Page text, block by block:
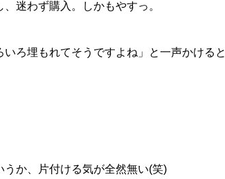
迷わず購入。しかもやすっ。
ろ埋もれてそうですよね」と一声かけると
か、片付ける気が全然無い(笑)